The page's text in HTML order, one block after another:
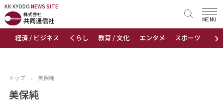
KK KYODO NEWS SITE
›
経済 / ビジネス くらし 教育 / 文化 エンタメ スポーツ 地域
MENU
KK KYODONEWS SITE
トップページ
ニュース
トップ › 美保純
美保純